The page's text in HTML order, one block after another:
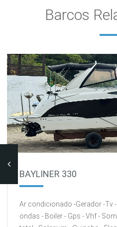
Barcos
BAYLINER 330
Ar condicionado -Gerador -Tv
ondas - Boiler - Gps - Vhf -